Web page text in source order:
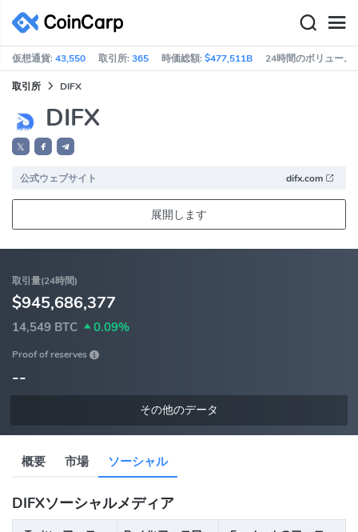
仮想通貨:43,550 取引所:365 時価総額:$477,511B 24時間のボリューム:
取引所 DIFX
DIFX
𝕏
公式ウェブサイト difx.com
展開します
取引量(24時間)
$945,686,377
14,549 BTC 0.09%
Proof of reserves
--
その他のデータ
概要 市場 ソーシャル
DIFXソーシャルメディア